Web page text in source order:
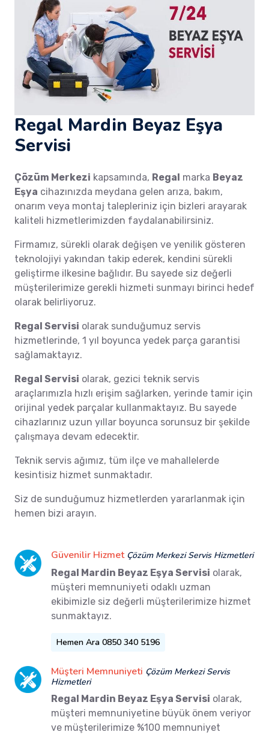
Regal Mardin Beyaz Eşya
Servisi
Çözüm Merkezi kapsamında, Regal marka Beyaz
Eşya cihazınızda meydana gelen arıza, bakım,
onarım veya montaj talepleriniz için bizleri arayarak
kaliteli hizmetlerimizden faydalanabilirsiniz.
Firmamız, sürekli olarak değişen ve yenilik gösteren
teknolojiyi yakından takip ederek, kendini sürekli
geliştirme ilkesine bağlıdır. Bu sayede siz değerli
müşterilerimize gerekli hizmeti sunmayı birinci hedef
olarak belirliyoruz.
Regal Servisi olarak sunduğumuz servis
hizmetlerinde, 1 yıl boyunca yedek parça garantisi
sağlamaktayız.
Regal Servisi olarak, gezici teknik servis
araçlarımızla hızlı erişim sağlarken, yerinde tamir için
orijinal yedek parçalar kullanmaktayız. Bu sayede
cihazlarınız uzun yıllar boyunca sorunsuz bir şekilde
çalışmaya devam edecektir.
Teknik servis ağımız, tüm ilçe ve mahallelerde
kesintisiz hizmet sunmaktadır.
Siz de sunduğumuz hizmetlerden yararlanmak için
hemen bizi arayın.
Güvenilir Hizmet Çözüm Merkezi Servis Hizmetleri
Regal Mardin Beyaz Eşya Servisi olarak,
müşteri memnuniyeti odaklı uzman
ekibimizle siz değerli müşterilerimize hizmet
sunmaktayız.
Hemen Ara 0850 340 5196
Müşteri Memnuniyeti Çözüm Merkezi Servis
Hizmetleri
Regal Mardin Beyaz Eşya Servisi olarak,
müşteri memnuniyetine büyük önem veriyor
ve müşterilerimize %100 memnuniyet